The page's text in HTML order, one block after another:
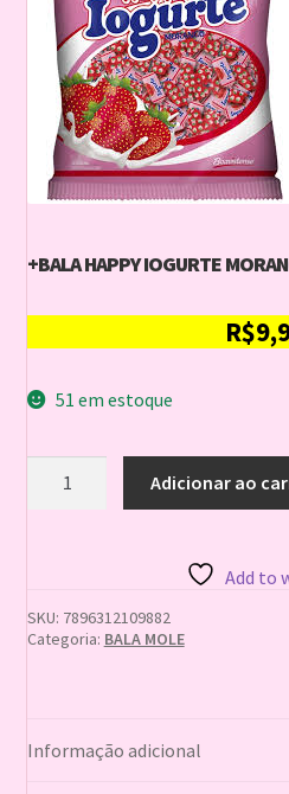
Minha conta
+BALA HAPPY IOGURTE
R$
51 em estoque
HAPPY
Adicionar ao
Add to
SKU: 7896312109882
Categoria: BALA MOLE
Informação adicional